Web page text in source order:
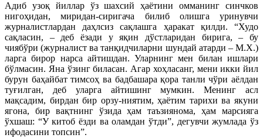
Адиб узоқ йиллар ўз шахсий ҳаётини омманинг синчков
нигоҳидан, миридан-сиригача билиб олишга уринувчи
журналистлардан даҳлсиз сақлашга ҳаракат қилди. “Худо
сақласин, – деб ёзади у яқин дўстларидан бирига, – бу
чиябўри (журналист ва танқидчиларни шундай атарди – М.Х.)
ларга бирор нарса айтишдан. Уларнинг мен билан ишлари
бўлмасин. Яна ўзинг биласан. Агар хоҳласанг, мени икки йил
бурун баҳайбат тимсоҳ ва бадбашара қора танли чўри аёлдан
туғилган, деб уларга айтишинг мумкин. Менинг асл
мақсадим, бирдан бир орзу-ниятим, ҳаётим тарихи ва якуни
ягона, бир вақтнинг ўзида ҳам таъзиянома, ҳам марсияга
ўхшаш: “У китоб ёзди ва оламдан ўтди”, дегувчи жумлада ўз
ифодасини топсин”.